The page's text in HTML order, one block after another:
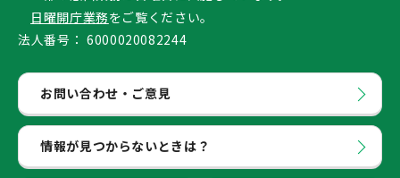
日曜開庁業務をご覧ください。
法人番号： 6000020082244
お問い合わせ・ご意見
情報が見つからないときは？